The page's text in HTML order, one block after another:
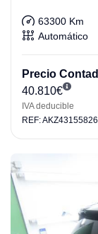
63300 Km
Automático
Precio
40.810€
IVA deducible
REF: